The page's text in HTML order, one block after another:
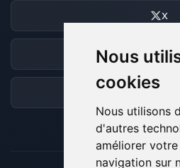
Nous
cookies
Nous utilisons
d'autres
améliorer
navigation sur
X
Forum